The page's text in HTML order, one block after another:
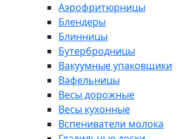
Аэрофритюрницы
Блендеры
Блинницы
Бутербродницы
Вакуумные упаковщики
Вафельницы
Весы дорожные
Весы кухонные
Вспениватели молока